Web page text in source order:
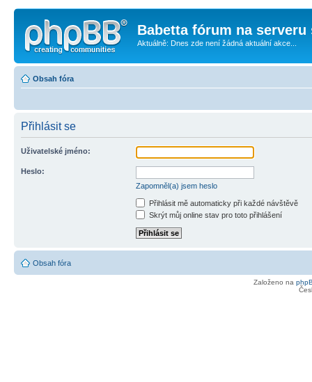
Babetta fórum na serveru
Aktuálně: Dnes zde není žádná aktuální akce...
Obsah fóra
Přihlásit se
Uživatelské jméno:
Heslo:
Zapomněl(a) jsem heslo
Přihlásit mě automaticky při každé návštěvě
Skrýt můj online stav pro toto přihlášení
Obsah fóra
Založeno na